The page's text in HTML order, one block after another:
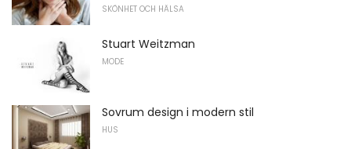
SKÖNHET OCH HÄLSA
Stuart Weitzman
MODE
Sovrum design i modern stil
HUS